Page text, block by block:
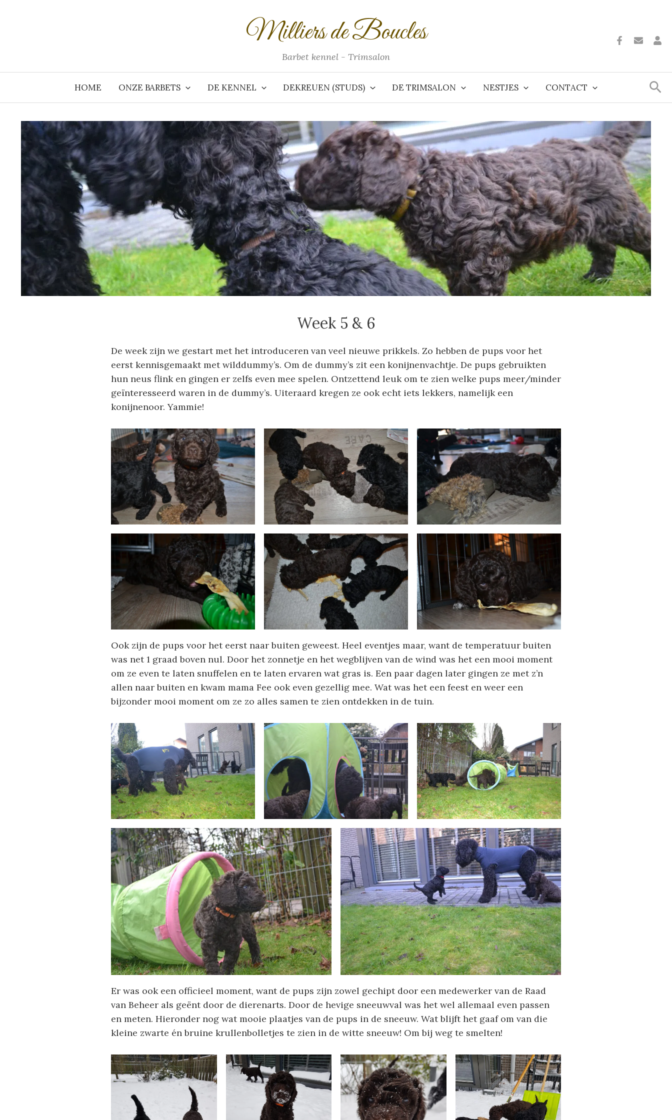
Milliers de Boucles
Barbet kennel - Trimsalon
HOME ONZE BARBETS DE KENNEL DEKREUEN (STUDS) DE TRIMSALON NESTJES CONTACT
Week 5 & 6
De week zijn we gestart met het introduceren van veel nieuwe prikkels. Zo hebben de pups voor het
eerst kennisgemaakt met wilddummy’s. Om de dummy’s zit een konijnenvachtje. De pups gebruikten
hun neus flink en gingen er zelfs even mee spelen. Ontzettend leuk om te zien welke pups meer/minder
geïnteresseerd waren in de dummy’s. Uiteraard kregen ze ook echt iets lekkers, namelijk een
konijnenoor. Yammie!
Ook zijn de pups voor het eerst naar buiten geweest. Heel eventjes maar, want de temperatuur buiten
was net 1 graad boven nul. Door het zonnetje en het wegblijven van de wind was het een mooi moment
om ze even te laten snuffelen en te laten ervaren wat gras is. Een paar dagen later gingen ze met z’n
allen naar buiten en kwam mama Fee ook even gezellig mee. Wat was het een feest en weer een
bijzonder mooi moment om ze zo alles samen te zien ontdekken in de tuin.
Er was ook een officieel moment, want de pups zijn zowel gechipt door een medewerker van de Raad
van Beheer als geënt door de dierenarts. Door de hevige sneeuwval was het wel allemaal even passen
en meten. Hieronder nog wat mooie plaatjes van de pups in de sneeuw. Wat blijft het gaaf om van die
kleine zwarte én bruine krullenbolletjes te zien in de witte sneeuw! Om bij weg te smelten!